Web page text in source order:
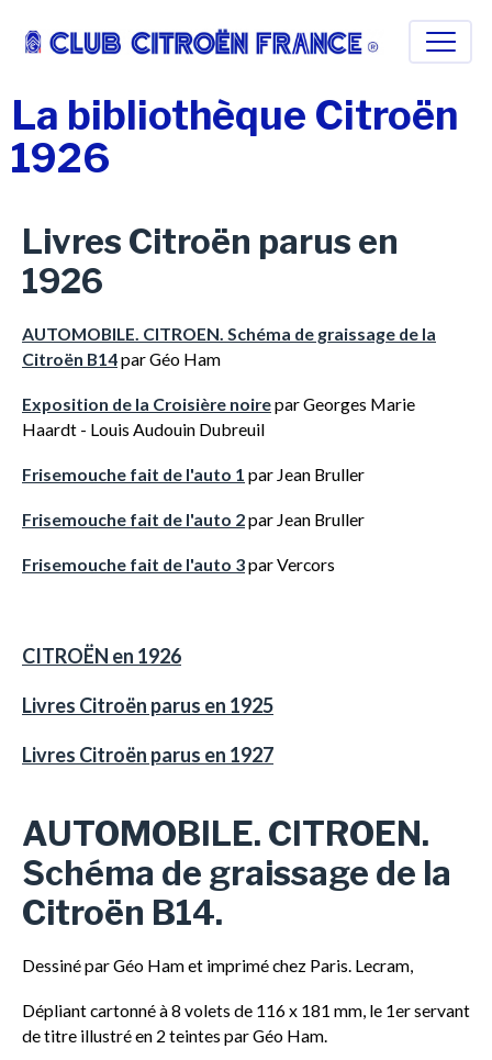
La bibliothèque Citroën
1926
Livres Citroën parus en
1926
AUTOMOBILE. CITROEN. ‎Schéma de graissage de la
Citroën B14par Géo Ham
Exposition de la Croisière noirepar Georges Marie
Haardt - Louis Audouin Dubreuil
Frisemouche fait de l'auto 1 par Jean Bruller
Frisemouche fait de l'auto 2par Jean Bruller
Frisemouche fait de l'auto 3par Vercors
CITROËN en 1926
Livres Citroën parus en 1925
Livres Citroën parus en 1927
AUTOMOBILE. CITROEN.
‎Schéma de graissage de la
Citroën B14.
Dessiné par Géo Ham et imprimé chez Paris. Lecram,
Dépliant cartonné à 8 volets de 116 x 181 mm, le 1er servant
de titre illustré en 2 teintes par Géo Ham.